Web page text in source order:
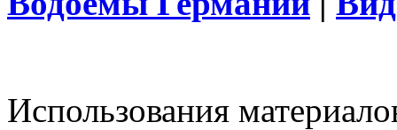
Использования